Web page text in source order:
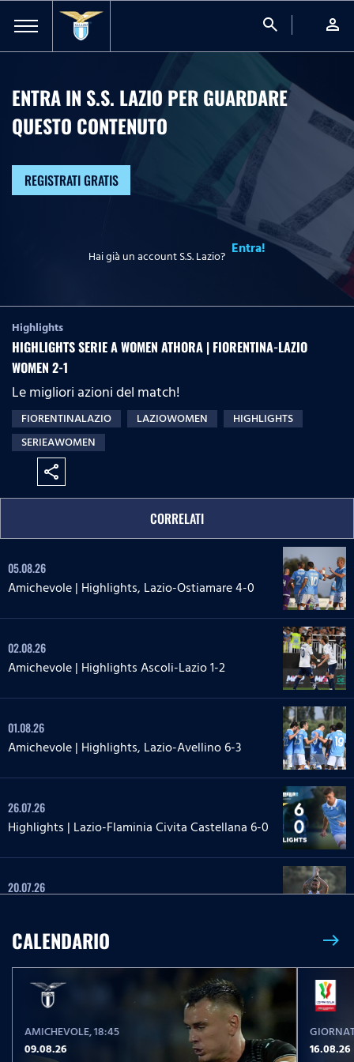
search person
ENTRA IN S.S. LAZIO PER GUARDARE
QUESTO CONTENUTO
REGISTRATI GRATIS
Hai già un account S.S. Lazio? Entra!
Highlights
HIGHLIGHTS SERIE A WOMEN ATHORA | FIORENTINA-LAZIO
WOMEN 2-1
Le migliori azioni del match!
FIORENTINALAZIO LAZIOWOMEN
HIGHLIGHTS
SERIEAWOMEN
share
CORRELATI
05.08.26
Amichevole | Highlights, Lazio-Ostiamare 4-0
02.08.26
Amichevole | Highlights Ascoli-Lazio 1-2
01.08.26
Amichevole | Highlights, Lazio-Avellino 6-3
26.07.26
Highlights | Lazio-Flaminia Civita Castellana 6-0
20.07.26
24.05.26
Highlights Serie A Enilive | Lazio-Pisa 2-1
17.05.26
CALENDARIO east
AMICHEVOLE, 18:45
09.08.26
16.08.26